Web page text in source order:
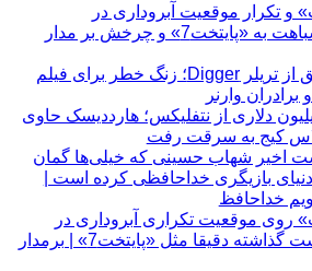
تکرار موقعیت آبروداری در
خواستگاری؛ شباهت به «پایتخت7» و چرخش بر مدار
استقبال کم‌رمق از تریلر Digger؛ زنگ خطر برای فیلم
برادران وارنر
۱۰۵ میلیون دلاری از نتفلیکس؛ هارددیسک حاوی
کیج به سرقت رفت
اخیر شهاب حسینی که خیلی‌ها گمان
دنیای بازیگری خداحافظی کرده است |
خداحافظ
روی موقعیت تکراری آبروداری در
خواستگاری دست گذاشته دقیقا مثل «پایتخت7» | برمدار